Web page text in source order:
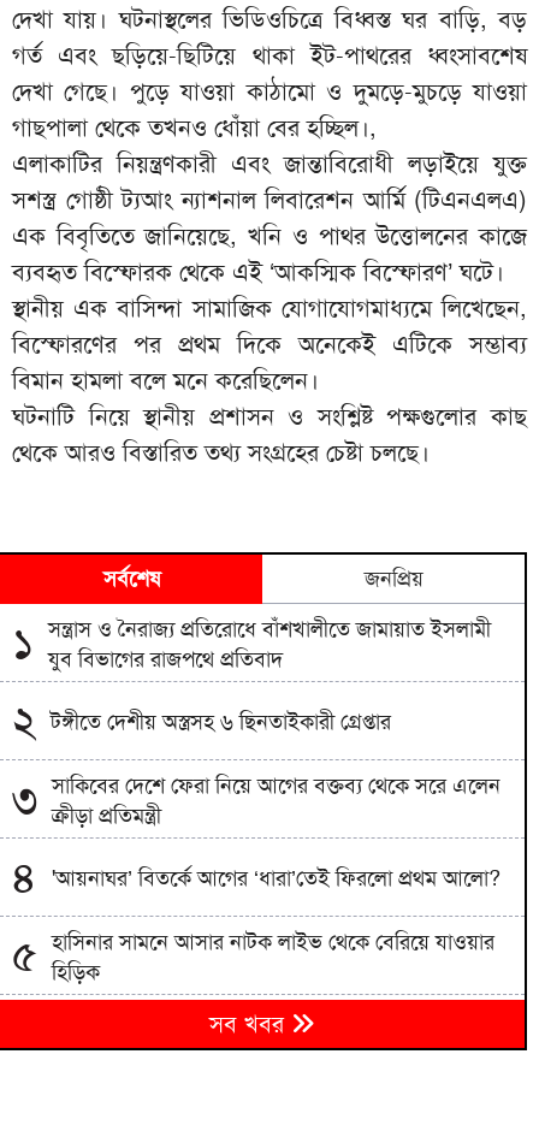
দেখা যায়। ঘটনাস্থলের ভিডিওচিত্রে বিধ্বস্ত ঘর বাড়ি, বড়
গর্ত এবং ছড়িয়ে-ছিটিয়ে থাকা ইট-পাথরের ধ্বংসাবশেষ
দেখা গেছে। পুড়ে যাওয়া কাঠামো ও দুমড়ে-মুচড়ে যাওয়া
গাছপালা থেকে তখনও ধোঁয়া বের হচ্ছিল।,
এলাকাটির নিয়ন্ত্রণকারী এবং জান্তাবিরোধী লড়াইয়ে যুক্ত
সশস্ত্র গোষ্ঠী ট্যআং ন্যাশনাল লিবারেশন আর্মি (টিএনএলএ)
এক বিবৃতিতে জানিয়েছে, খনি ও পাথর উত্তোলনের কাজে
ব্যবহৃত বিস্ফোরক থেকে এই ‘আকস্মিক বিস্ফোরণ’ ঘটে।
স্থানীয় এক বাসিন্দা সামাজিক যোগাযোগমাধ্যমে লিখেছেন,
বিস্ফোরণের পর প্রথম দিকে অনেকেই এটিকে সম্ভাব্য
বিমান হামলা বলে মনে করেছিলেন।
ঘটনাটি নিয়ে স্থানীয় প্রশাসন ও সংশ্লিষ্ট পক্ষগুলোর কাছ
থেকে আরও বিস্তারিত তথ্য সংগ্রহের চেষ্টা চলছে।
সর্বশেষ জনপ্রিয়
১ সন্ত্রাস ও নৈরাজ্য প্রতিরোধে বাঁশখালীতে জামায়াত ইসলামী
যুব বিভাগের রাজপথে প্রতিবাদ
২ টঙ্গীতে দেশীয় অস্ত্রসহ ৬ ছিনতাইকারী গ্রেপ্তার
৩ সাকিবের দেশে ফেরা নিয়ে আগের বক্তব্য থেকে সরে এলেন
ক্রীড়া প্রতিমন্ত্রী
৪ 'আয়নাঘর’ বিতর্কে আগের ‘ধারা’তেই ফিরলো প্রথম আলো?
৫ হাসিনার সামনে আসার নাটক লাইভ থেকে বেরিয়ে যাওয়ার
হিড়িক
বগুড়ায় প্রাইভেটকারের ধাক্কায় প্রাণ গেল স্বামী-স্ত্রীর
সব খবর